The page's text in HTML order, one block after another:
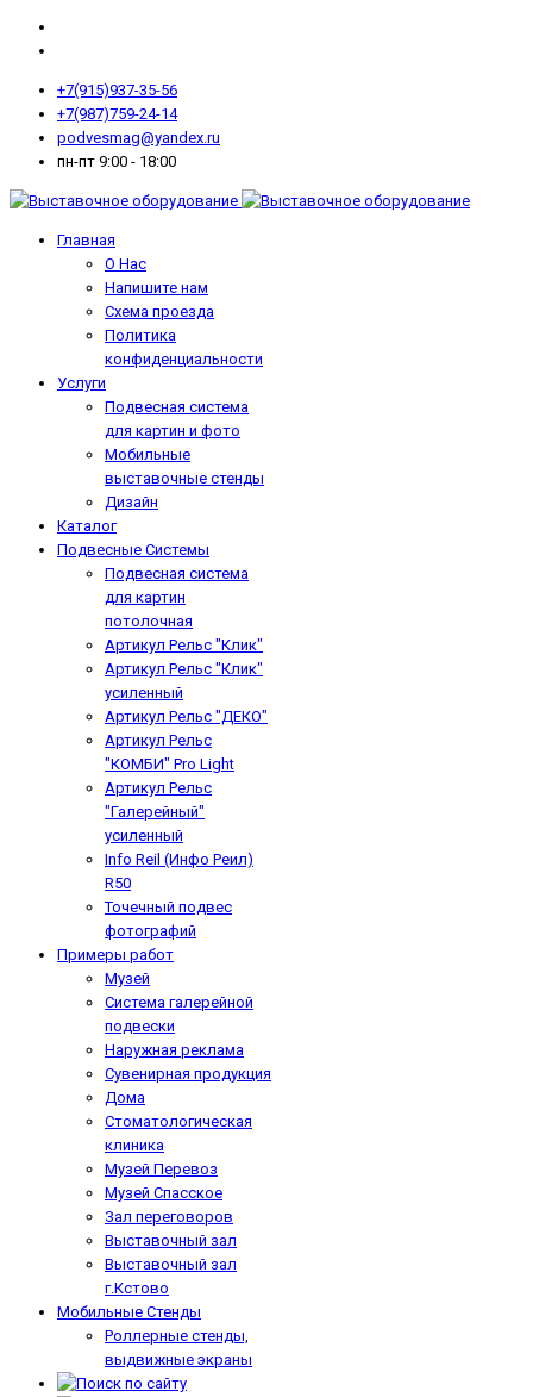
+7(915)937-35-56
+7(987)759-24-14
podvesmag@yandex.ru
пн-пт 9:00 - 18:00
Главная
О Нас
Напишите нам
Схема проезда
Политика
конфиденциальности
Услуги
Подвесная система
для картин и фото
Мобильные
выставочные стенды
Дизайн
Каталог
Подвесные Системы
Подвесная система
для картин
потолочная
Артикул Рельс "Клик"
Артикул Рельс "Клик"
усиленный
Артикул Рельс "ДЕКО"
Артикул Рельс
"КОМБИ" Pro Light
Артикул Рельс
"Галерейный"
усиленный
Info Reil (Инфо Реил)
R50
Точечный подвес
фотографий
Примеры работ
Музей
Система галерейной
подвески
Наружная реклама
Сувенирная продукция
Дома
Стоматологическая
клиника
Музей Перевоз
Музей Спасское
Зал переговоров
Выставочный зал
Выставочный зал
г.Кстово
Мобильные Стенды
Роллерные стенды,
выдвижные экраны